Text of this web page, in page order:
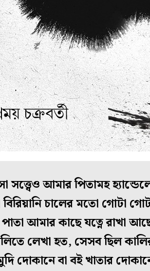
সত্ত্বেও আমার পিতামহ
চালের মতো গোটা
পাতা আমার কাছে যত্নে রাখা
লেখা হত, সেসব ছিল
দোকানে বা বই খাতার